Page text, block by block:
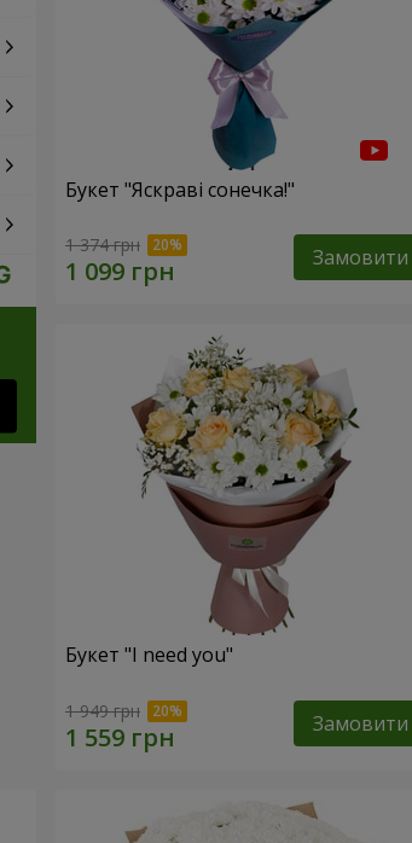
Букет "Яскраві сонечка!"
1 374 грн Замовити
Букет "I need you"
1 949 грн Замовити